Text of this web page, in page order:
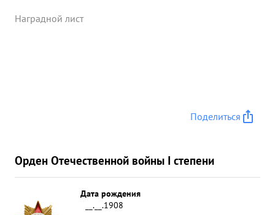
Наградной лист
Поделиться
Орден Отечественной войны I степени
Дата рождения
__.__.1908